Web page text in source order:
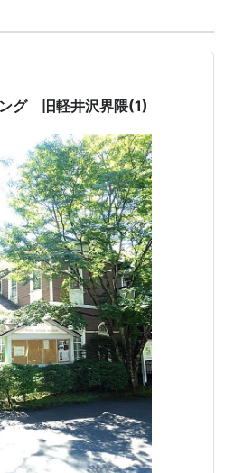
グ 旧軽井沢界隈(1)